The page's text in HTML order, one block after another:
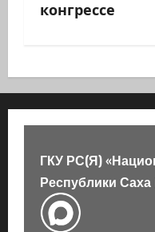
п
и
с
и
конгрессе
ГКУ РС(Я)
Республики Саха